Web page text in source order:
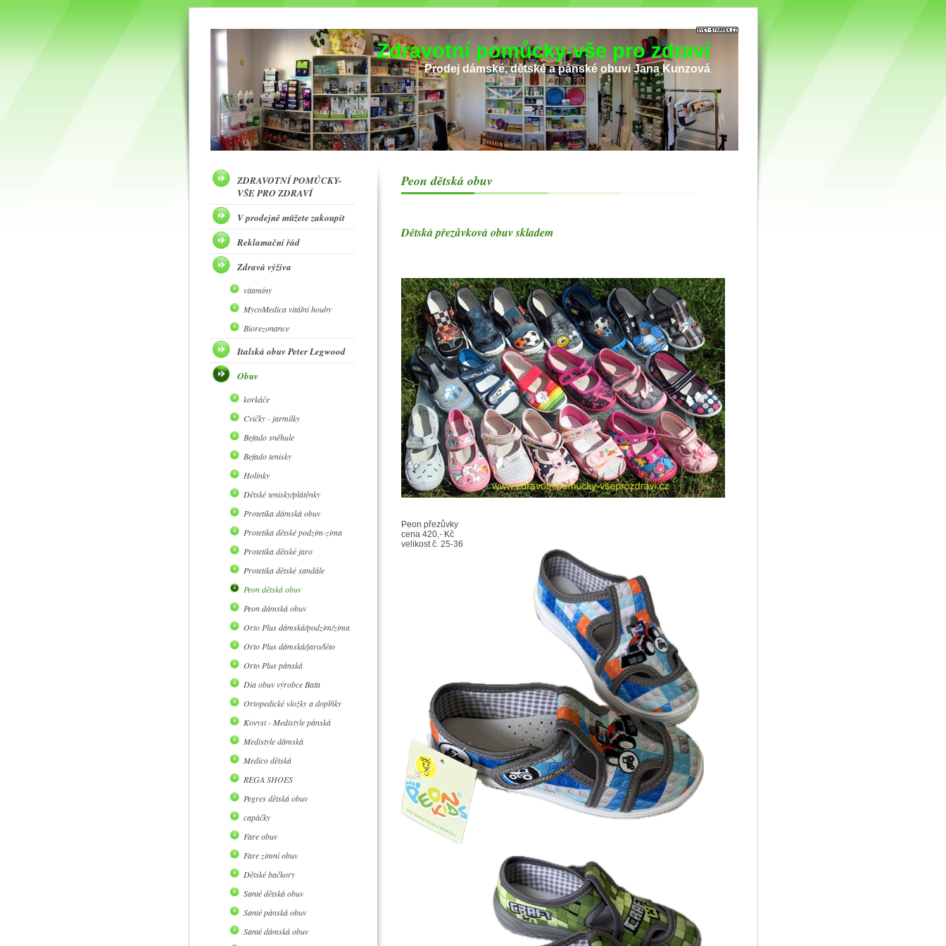
Zdravotní pomůcky-vše pro zdraví
Prodej dámské, dětské a pánské obuvi Jana Kunzová
Peon dětská obuv
Dětská přezůvková obuv skladem
Peon přezůvky
cena 420,- Kč
velikost č. 25-36
ZDRAVOTNÍ POMŮCKY-
VŠE PRO ZDRAVÍ
V prodejně můžete zakoupit
Reklamační řád
Zdravá výživa
vitamíny
MycoMedica vitální houby
Biorezonance
Italská obuv Peter Legwood
Obuv
korkáče
Cvičky - jarmilky
Befado sněhule
Befado tenisky
Holínky
Dětské tenisky/plátěnky
Protetika dámská obuv
Protetika dětské podzim-zima
Protetika dětské jaro
Protetika dětské sandále
Peon dětská obuv
Peon dámská obuv
Orto Plus dámská/podzim/zima
Orto Plus dámská/jaro/léto
Orto Plus pánská
Dia obuv výrobce Baťa
Ortopedické vložky a doplňky
Kovyst - Medistyle pánská
Medistyle dámská
Medico dětská
REGA SHOES
Pegres dětská obuv
capáčky
Fare obuv
Fare zimní obuv
Dětské bačkory
Santé dětská obuv
Santé pánská obuv
Santé dámská obuv